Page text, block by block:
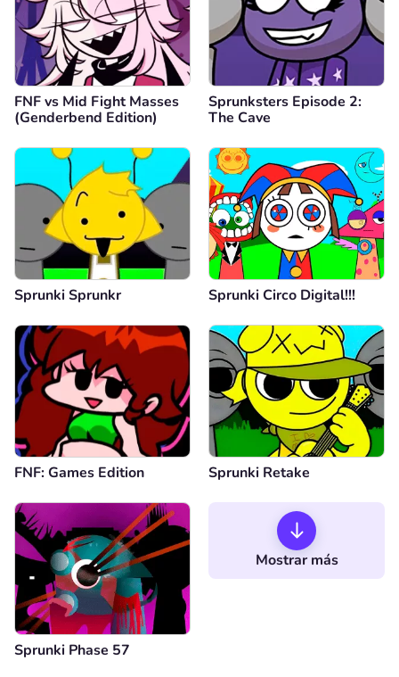
FNF vs Mid Fight Masses
(Genderbend Edition)
Sprunksters Episode 2:
The Cave
Sprunki Sprunkr Sprunki Circo Digital!!!
FNF: Games Edition Sprunki Retake
Sprunki Phase 57
Mostrar más